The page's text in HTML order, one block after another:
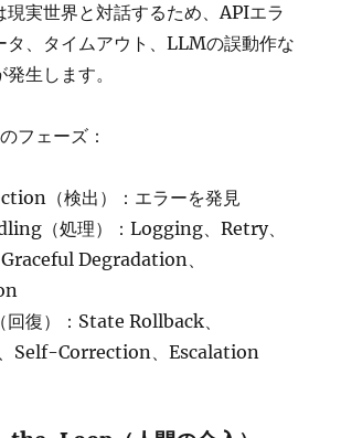
現実世界と対話するため、APIエラ
タ、タイムアウト、LLMの誤動作な
生します。
フェーズ：
（検出）：エラーを発見
（処理）：Logging、Retry、
Degradation、
復）：State Rollback、
Self-Correction、Escalation